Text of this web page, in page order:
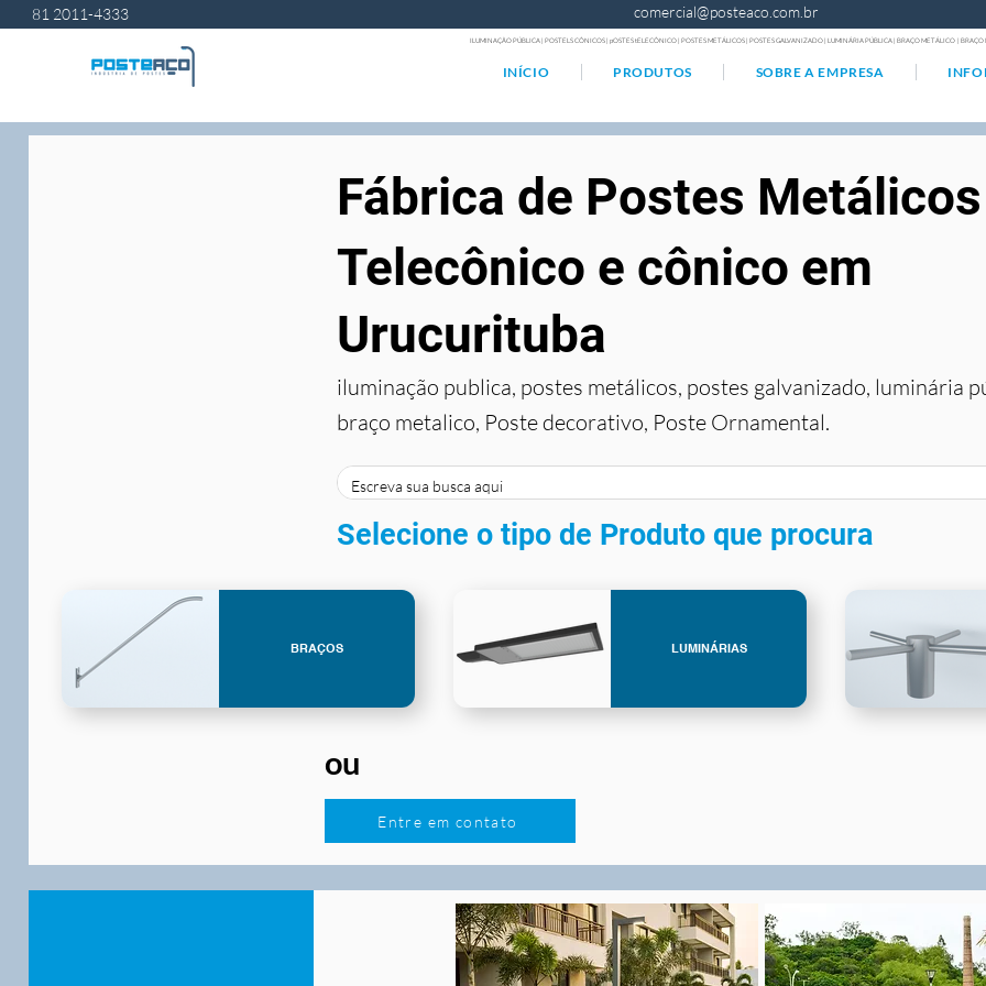
81 2011-4333 comercial@posteaco.com.br
ILUMINAÇÃO PÚBLICA | POSTELS CÔNICOS | pOSTES tELECÔNICO | POSTES METÁLICOS | POSTES GALVANIZADO | LUMINÁRIA PÚBLICA | BRAÇO METÁLICO |
INÍCIO PRODUTOS SOBRE A EMPRESA
Urucurituba
Fábrica de Postes Metálicos
Telecônico e cônico em
iluminação publica, postes metálicos, postes galvanizado, luminária
braço metalico, Poste decorativo, Poste Ornamental.
Selecione o tipo de Produto que procura
BRAÇOS LUMINÁRIAS
ou
Entre em contato